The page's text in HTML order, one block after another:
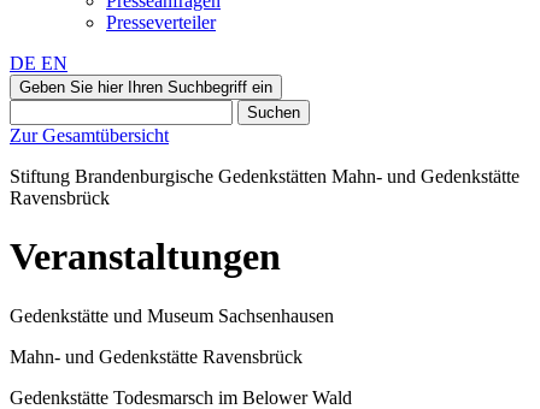
Presseverteiler
DE EN
Geben Sie hier Ihren Suchbegriff ein
Suchen
Zur Gesamtübersicht
Stiftung Brandenburgische Gedenkstätten Mahn‑ und Gedenkstätte
Ravensbrück
Veranstaltungen
Gedenkstätte und Museum Sachsenhausen
Mahn- und Gedenkstätte Ravensbrück
Gedenkstätte Todesmarsch im Belower Wald